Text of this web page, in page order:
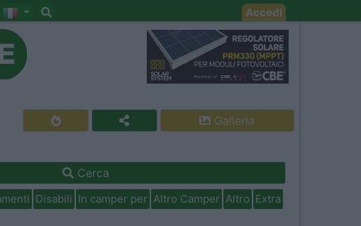
Accedi
Galleria
Cerca
Disabili In camper per Altro Camper Altro Extra